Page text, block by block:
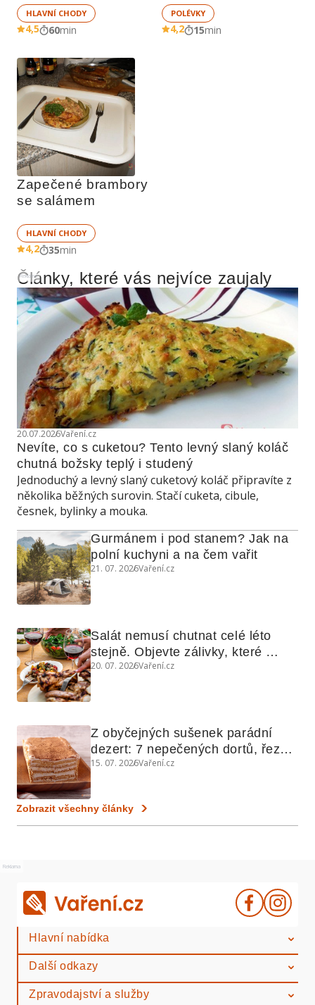
HLAVNÍ CHODY
4,5 60min
POLÉVKY
4,2 15min
Zapečené brambory
se salámem
HLAVNÍ CHODY
4,2 35min
Reklama
Články, které vás nejvíce zaujaly
20.07.2026Vaření.cz
Nevíte, co s cuketou? Tento levný slaný koláč
chutná božsky teplý i studený
Jednoduchý a levný slaný cuketový koláč připravíte z
několika běžných surovin. Stačí cuketa, cibule,
česnek, bylinky a mouka.
Gurmánem i pod stanem? Jak na
polní kuchyni a na čem vařit
21. 07. 2026Vaření.cz
Salát nemusí chutnat celé léto
stejně. Objevte zálivky, které
využijete i na maso, nudle nebo
20. 07. 2026Vaření.cz
Z obyčejných sušenek parádní
dezert: 7 nepečených dortů, řezů
a koláčů
15. 07. 2026Vaření.cz
Zobrazit všechny články
Reklama
Hlavní nabídka
Další odkazy
Zpravodajství a služby